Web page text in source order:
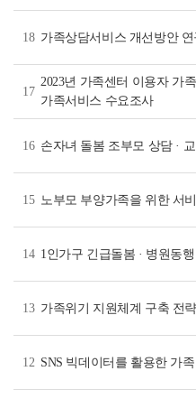
18 가족상담서비스 개선방안 연
17
2023년 가족센터 이용자 가
가족서비스 수요조사
16 손자녀 돌봄 조부모 상담 ·
15 노부모 부양가족을 위한 서
14 1인가구 긴급돌봄 · 병원동
13 가족위기 지원체계 구축 전
12 SNS 빅데이터를 활용한 가